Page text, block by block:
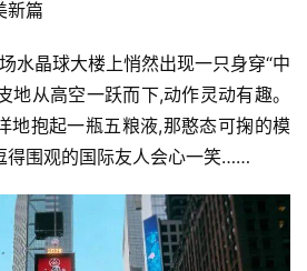
新篇
水晶球大楼上悄然出现一只身穿“中
地从高空一跃而下,动作灵动有趣。
地抱起一瓶五粮液,那憨态可掬的模
得围观的国际友人会心一笑……